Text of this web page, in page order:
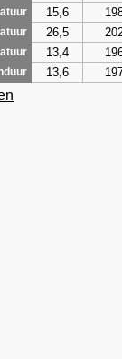
15,6
26,5
13,4
13,6